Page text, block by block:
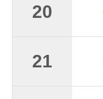
20
21